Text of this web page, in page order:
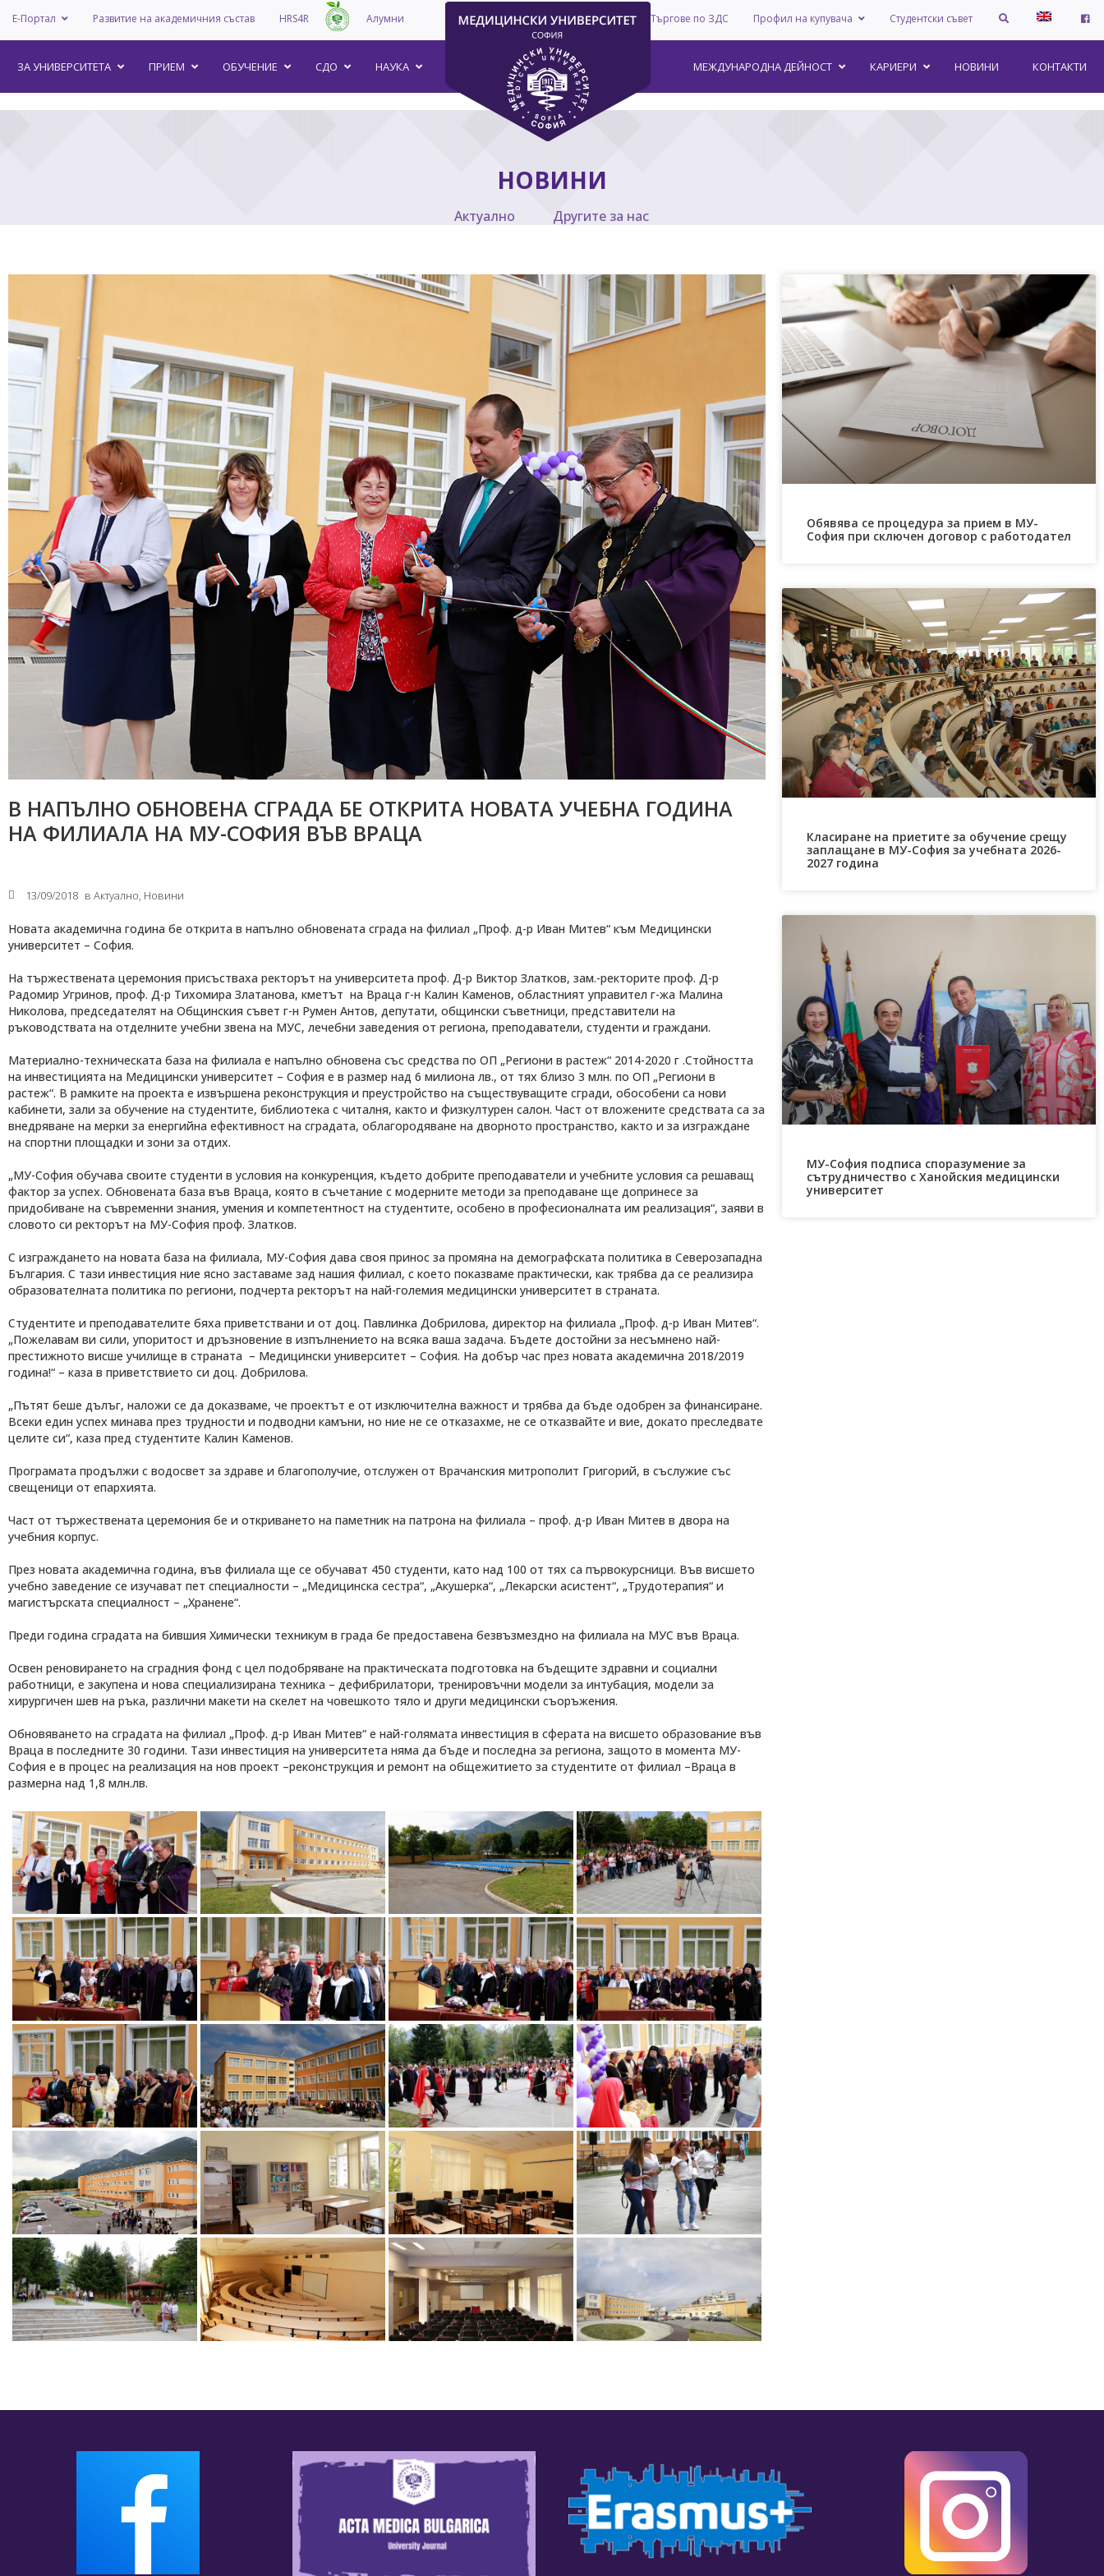
Е-Портал Развитие на академичния състав HRS4R Алумни Студентски съвет
Профил на купувача
Търгове по ЗДС
ЗА УНИВEРСИТЕТА
Медицински факултет
Факултет по дентална медицина
Фармацевтичен факултет
Факултет по обществено здраве
Филиал „Проф. д-р Ив. Митев” –
Враца
Медицински колеж – София
Научно-изследователски институт
ДЕОС
СОССБОС
Развойно-
техническа
база
Почивна
база-Китен
ПРИЕМ ОБУЧЕНИЕ СДО НАУКА КОНТАКТИ
НОВИНИ
КАРИЕРИ
МЕЖДУНАРОДНА ДЕЙНОСТ
НОВИНИ
Актуално Другите за нас
В НАПЪЛНО ОБНОВЕНА СГРАДА БЕ ОТКРИТА НОВАТА УЧЕБНА ГОДИНА
НА ФИЛИАЛА НА МУ-СОФИЯ ВЪВ ВРАЦА
13/09/2018 в Актуално Новини
Новата академична година бе открита в напълно обновената сграда на филиал „Проф. д-р Иван Митев“ към Медицински
университет – София.
На тържествената церемония присъстваха ректорът на университета проф. Д-р Виктор Златков, зам.-ректорите проф. Д-р
Радомир Угринов, проф. Д-р Тихомира Златанова, кметът на Враца г-н Калин Каменов, областният управител г-жа Малина
Николова, председателят на Общинския съвет г-н Румен Антов, депутати, общински съветници, представители на
ръководствата на отделните учебни звена на МУС, лечебни заведения от региона, преподаватели, студенти и граждани.
Материално-техническата база на филиала е напълно обновена със средства по ОП „Региони в растеж“ 2014-2020 г .Стойността
на инвестицията на Медицински университет – София е в размер над 6 милиона лв., от тях близо 3 млн. по ОП „Региони в
растеж“. В рамките на проекта е извършена реконструкция и преустройство на съществуващите сгради, обособени са нови
кабинети, зали за обучение на студентите, библиотека с читалня, както и физкултурен салон. Част от вложените средствата са за
внедряване на мерки за енергийна ефективност на сградата, облагородяване на дворното пространство, както и за изграждане
на спортни площадки и зони за отдих.
„МУ-София обучава своите студенти в условия на конкуренция, където добрите преподаватели и учебните условия са решаващ
фактор за успех. Обновената база във Враца, която в съчетание с модерните методи за преподаване ще допринесе за
придобиване на съвременни знания, умения и компетентност на студентите, особено в професионалната им реализация“, заяви в
словото си ректорът на МУ-София проф. Златков.
С изграждането на новата база на филиала, МУ-София дава своя принос за промяна на демографската политика в Северозападна
България. С тази инвестиция ние ясно заставаме зад нашия филиал, с което показваме практически, как трябва да се реализира
образователната политика по региони, подчерта ректорът на най-големия медицински университет в страната.
Студентите и преподавателите бяха приветствани и от доц. Павлинка Добрилова, директор на филиала „Проф. д-р Иван Митев“.
„Пожелавам ви сили, упоритост и дръзновение в изпълнението на всяка ваша задача. Бъдете достойни за несъмнено най-
престижното висше училище в страната – Медицински университет – София. На добър час през новата академична 2018/2019
година!“ – каза в приветствието си доц. Добрилова.
„Пътят беше дълъг, наложи се да доказваме, че проектът е от изключителна важност и трябва да бъде одобрен за финансиране.
Всеки един успех минава през трудности и подводни камъни, но ние не се отказахме, не се отказвайте и вие, докато преследвате
целите си“, каза пред студентите Калин Каменов.
Програмата продължи с водосвет за здраве и благополучие, отслужен от Врачанския митрополит Григорий, в съслужие със
свещеници от епархията.
Част от тържествената церемония бе и откриването на паметник на патрона на филиала – проф. д-р Иван Митев в двора на
учебния корпус.
През новата академична година, във филиала ще се обучават 450 студенти, като над 100 от тях са първокурсници. Във висшето
учебно заведение се изучават пет специалности – „Медицинска сестра“, „Акушерка“, „Лекарски асистент“, „Трудотерапия“ и
магистърската специалност – „Хранене“.
Преди година сградата на бившия Химически техникум в града бе предоставена безвъзмездно на филиала на МУС във Враца.
Освен реновирането на сградния фонд с цел подобряване на практическата подготовка на бъдещите здравни и социални
работници, е закупена и нова специализирана техника – дефибрилатори, тренировъчни модели за интубация, модели за
хирургичен шев на ръка, различни макети на скелет на човешкото тяло и други медицински съоръжения.
Обновяването на сградата на филиал „Проф. д-р Иван Митев“ е най-голямата инвестиция в сферата на висшето образование във
Враца в последните 30 години. Тази инвестиция на университета няма да бъде и последна за региона, защото в момента МУ-
София е в процес на реализация на нов проект –реконструкция и ремонт на общежитието за студентите от филиал –Враца в
размерна над 1,8 млн.лв.
Обявява се процедура за прием в МУ-
София при сключен договор с работодател
Класиране на приетите за обучение срещу
заплащане в МУ-София за учебната 2026-
2027 година
МУ-София подписа споразумение за
сътрудничество с Ханойския медицински
университет